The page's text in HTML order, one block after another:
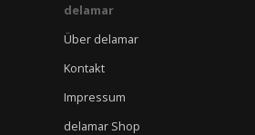
delamar
Über delamar
Kontakt
Impressum
delamar Shop